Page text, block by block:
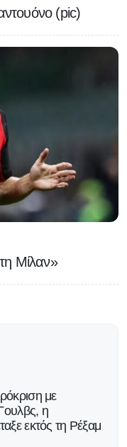
(pic)
Μίλαν»
με
η
εκτός τη Ρέξαμ